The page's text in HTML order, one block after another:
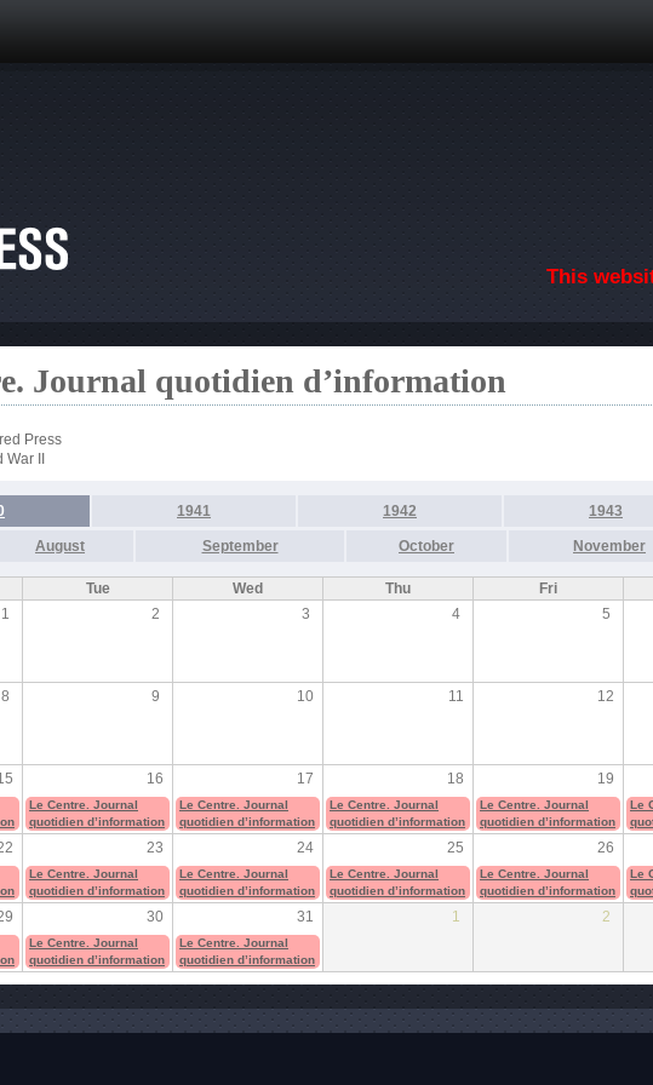
This
Journal quotidien d’information
Press
II
1941 1942 1943
August September October November
Tue Wed Thu Fri
1
2 3 4 5
8 9 10 11 12
16 17 18 19
Le Centre. Journal
quotidien d’information
Le Centre. Journal
quotidien d’information
Le Centre. Journal
quotidien d’information
Le Centre. Journal
quotidien d’information
Le
23 24 25 26
Le Centre. Journal
quotidien d’information
Le Centre. Journal
quotidien d’information
Le Centre. Journal
quotidien d’information
Le Centre. Journal
quotidien d’information
Le
30 31 1 2
Le Centre. Journal
quotidien d’information
Le Centre. Journal
quotidien d’information